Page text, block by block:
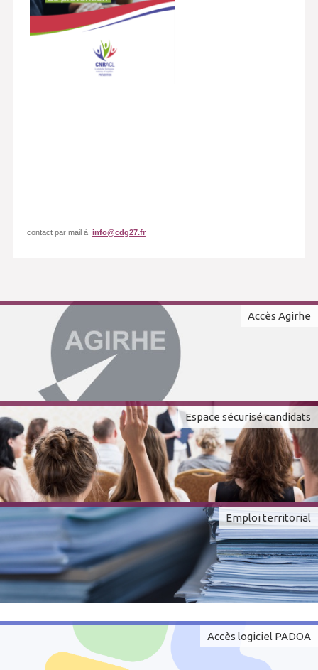
contact par mail à info@cdg27.fr
Accès Agirhe
Espace sécurisé candidats
Emploi territorial
Accès logiciel PADOA